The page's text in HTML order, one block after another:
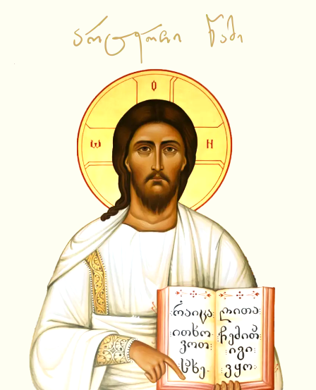
საწყისი გვერდი
ვიდეო ჩანაწერები
ამბიონის ქადაგებები
საჯარო შეხვედრები
ლექციები
სატელევიზიო გადაცემები
სხვა
ამონარიდები
ვიდეოამონარიდები
ტექსტური ამონარიდები
YouTube Shorts
სიახლეები
აუდიო ჩანაწერები
აუდიო ჩანაწერები 2023
აუდიო ჩანაწერები 2022
აუდიო ჩანაწერები 2021
აუდიო ჩანაწერები 2020